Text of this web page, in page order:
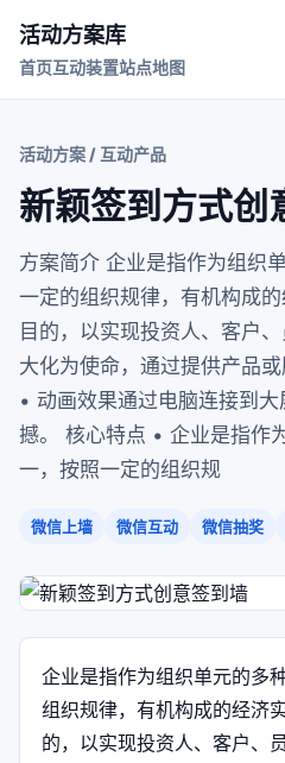
活动方案库
首页互动装置站点地图
活动方案 / 互动产品
新颖签到方式创
方案简介 企业是指作为组织
一定的组织规律，有机构成
目的，以实现投资人、客户
大化为使命，通过提供产品
• 动画效果通过电脑连接到
撼。 核心特点 • 企业是指作
一，按照一定的组织规
微信上墙 微信互动 微信抽奖
企业是指作为组织单元的多
组织规律，有机构成的经济
的，以实现投资人、客户、